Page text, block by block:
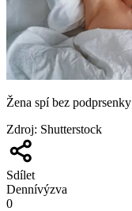
Žena spí bez podprsenky
Zdroj: Shutterstock
Sdílet
Dennívýzva
0